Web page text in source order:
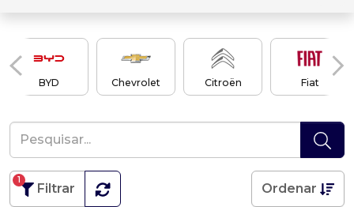
BYD Chevrolet Citroën Fiat
Filtrar
1
Ordenar